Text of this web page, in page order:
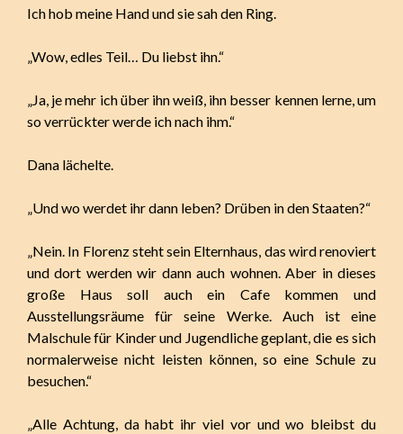
Ich hob meine Hand und sie sah den Ring.
„Wow, edles Teil… Du liebst ihn.“
„Ja, je mehr ich über ihn weiß, ihn besser kennen lerne, um
so verrückter werde ich nach ihm.“
Dana lächelte.
„Und wo werdet ihr dann leben? Drüben in den Staaten?“
„Nein. In Florenz steht sein Elternhaus, das wird renoviert
und dort werden wir dann auch wohnen. Aber in dieses
große Haus soll auch ein Cafe kommen und
Ausstellungsräume für seine Werke. Auch ist eine
Malschule für Kinder und Jugendliche geplant, die es sich
normalerweise nicht leisten können, so eine Schule zu
besuchen.“
„Alle Achtung, da habt ihr viel vor und wo bleibst du